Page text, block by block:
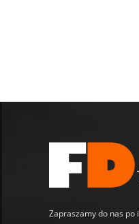
Zapraszamy do nas po